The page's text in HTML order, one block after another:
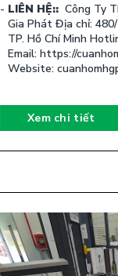
LIÊN HỆ:: Công Ty
Gia Phát Địa chỉ:
TP. Hồ Chí Minh
Email: https://
Website:
Xem chi tiết